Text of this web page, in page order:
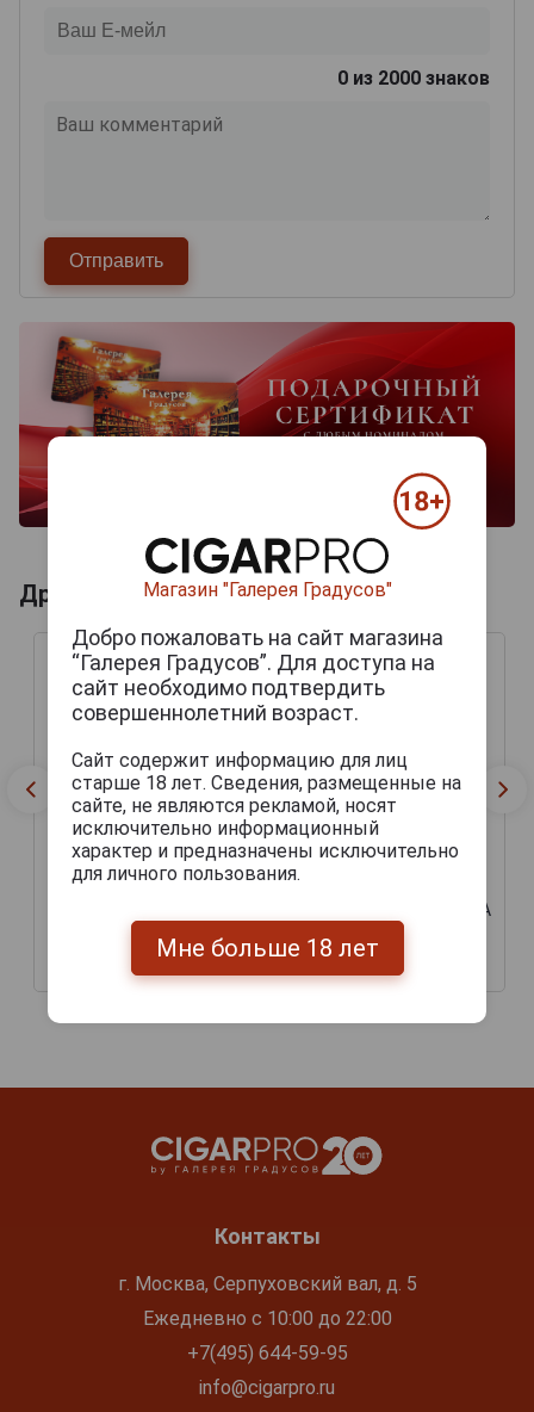
0 из 2000 знаков
Другие продукты бренда REBEL
Rebel Original Premium
Ребел Оригинал
Премиум светлое
171 руб.
Чешское пиво Ребел ИПА
светлое
135 руб.
Контакты
г. Москва, Серпуховский вал, д. 5
Ежедневно с 10:00 до 22:00
+7(495) 644-59-95
info@cigarpro.ru
Магазин "Галерея Градусов"
Добро пожаловать на сайт магазина
“Галерея Градусов”. Для доступа на
сайт необходимо подтвердить
совершеннолетний возраст.
Сайт содержит информацию для лиц
старше 18 лет. Сведения, размещенные на
сайте, не являются рекламой, носят
исключительно информационный
характер и предназначены исключительно
для личного пользования.
Мне больше 18 лет